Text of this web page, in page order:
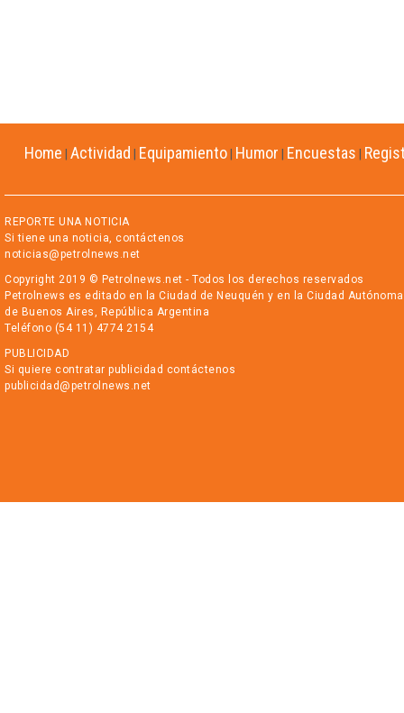
Home Actividad Equipamiento Humor Encuestas
REPORTE UNA NOTICIA
Si tiene una noticia, contáctenos
noticias@petrolnews.net
Copyright 2019 © Petrolnews.net - Todos los derechos reservados
Petrolnews es editado en la Ciudad de Neuquén y en la Ciudad Autónoma
de Buenos Aires, República Argentina
Teléfono (54 11) 4774 2154
PUBLICIDAD
Si quiere contratar publicidad contáctenos
publicidad@petrolnews.net